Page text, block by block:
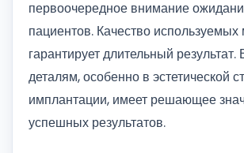
первоочередное внимание
пациентов. Качество
гарантирует длительный
деталям, особенно в эстетической
имплантации, имеет решающее
успешных результатов.